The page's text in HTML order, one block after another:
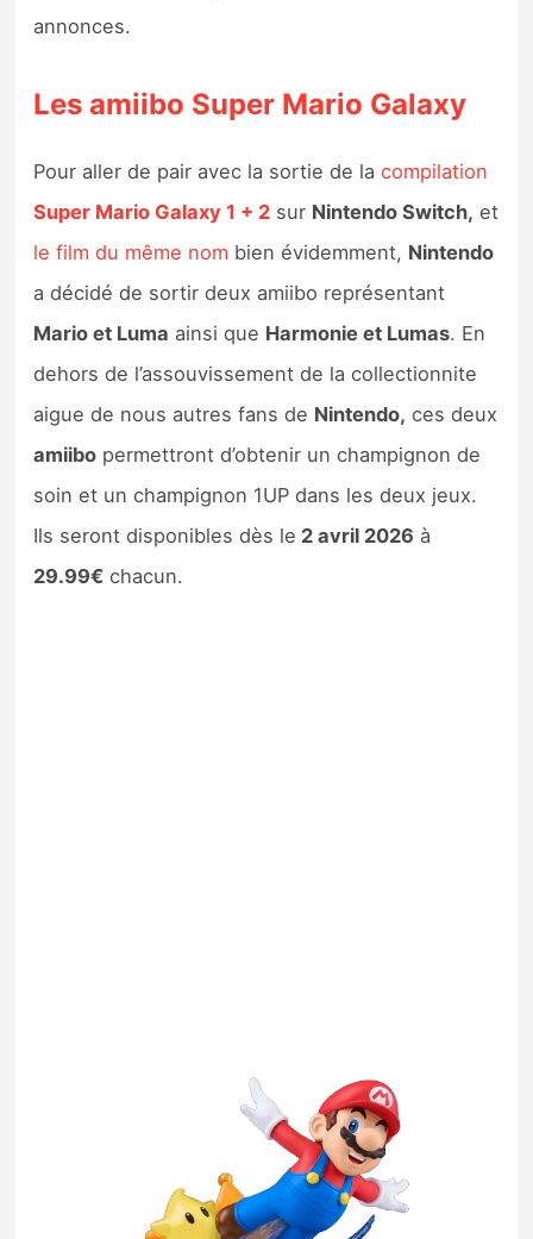
Bons plans
Guides
annonces.
Les amiibo Super Mario Galaxy
Pour aller de pair avec la sortie de lacompilation
Super Mario Galaxy 1 + 2 sur Nintendo Switch, et
le film du même nom bien évidemment, Nintendo
a décidé de sortir deux amiibo représentant
Mario et Luma ainsi que Harmonie et Lumas. En
dehors de l’assouvissement de la collectionnite
aigue de nous autres fans de Nintendo, ces deux
amiibo permettront d’obtenir un champignon de
soin et un champignon 1UP dans les deux jeux.
Ils seront disponibles dès le 2 avril 2026 à
29.99€ chacun.